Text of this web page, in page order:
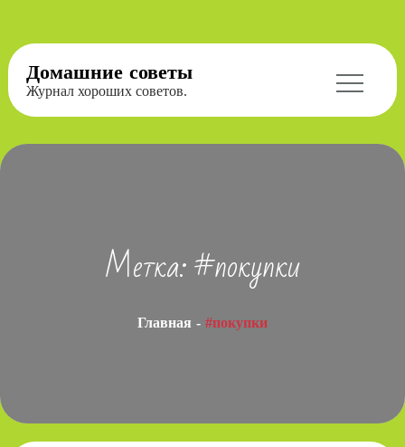
Перейти
содержимому
Домашние советы
Журнал хороших советов.
Метка:#покупки
Главная #покупки